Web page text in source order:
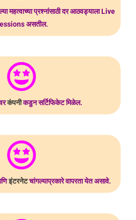
प्रश्नांसाठी दर आठवड्याला Live
असतील.
कंपनीकडुन सर्टिफिकेट मिळेल.
इंटरनेटचांगल्याप्रकारे वापरता येत असावे.